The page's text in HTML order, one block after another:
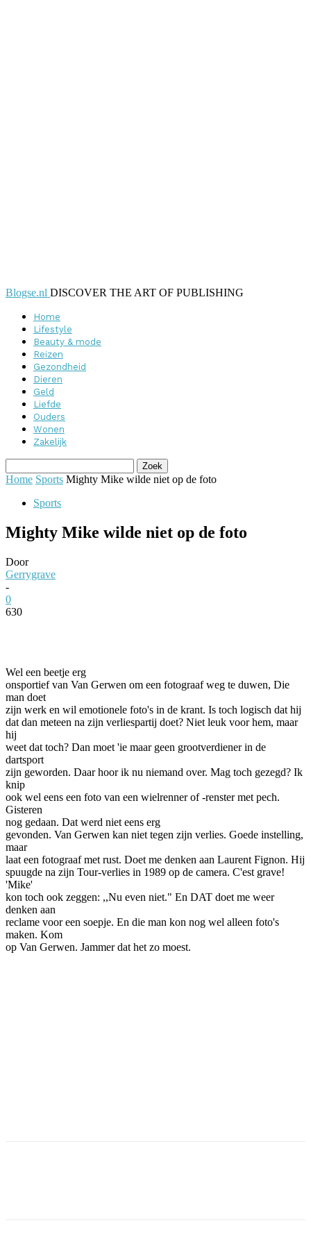
Blogse.nl DISCOVER THE ART OF PUBLISHING
Home
Lifestyle
Beauty & mode
Reizen
Gezondheid
Dieren
Geld
Liefde
Ouders
Wonen
Zakelijk
Home Sports Mighty Mike wilde niet op de foto
Sports
Mighty Mike wilde niet op de foto
Door
Gerrygrave
-
0
630
Wel een beetje erg
onsportief van Van Gerwen om een fotograaf weg te duwen, Die
man doet
zijn werk en wil emotionele foto's in de krant. Is toch logisch dat hij
dat dan meteen na zijn verliespartij doet? Niet leuk voor hem, maar
hij
weet dat toch? Dan moet 'ie maar geen grootverdiener in de
dartsport
zijn geworden. Daar hoor ik nu niemand over. Mag toch gezegd? Ik
knip
ook wel eens een foto van een wielrenner of -renster met pech.
Gisteren
nog gedaan. Dat werd niet eens erg
gevonden. Van Gerwen kan niet tegen zijn verlies. Goede instelling,
maar
laat een fotograaf met rust. Doet me denken aan Laurent Fignon. Hij
spuugde na zijn Tour-verlies in 1989 op de camera. C'est grave!
'Mike'
kon toch ook zeggen: ,,Nu even niet." En DAT doet me weer
denken aan
reclame voor een soepje. En die man kon nog wel alleen foto's
maken. Kom
op Van Gerwen. Jammer dat het zo moest.